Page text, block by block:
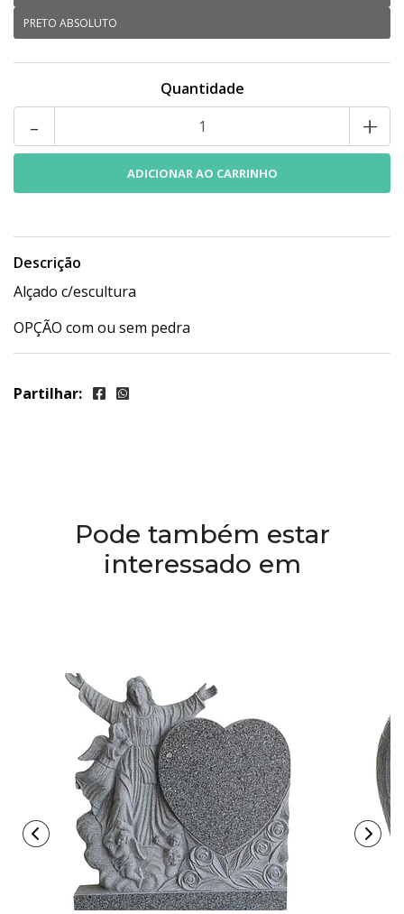
PRETO ABSOLUTO
Quantidade
- +
Descrição
Alçado c/escultura
OPÇÃO com ou sem pedra
Partilhar:
Pode também estar
interessado em